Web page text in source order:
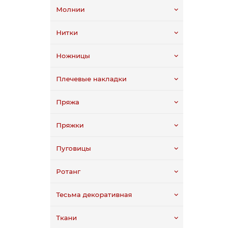
Молнии
Нитки
Ножницы
Плечевые накладки
Пряжа
Пряжки
Пуговицы
Ротанг
Тесьма декоративная
Ткани